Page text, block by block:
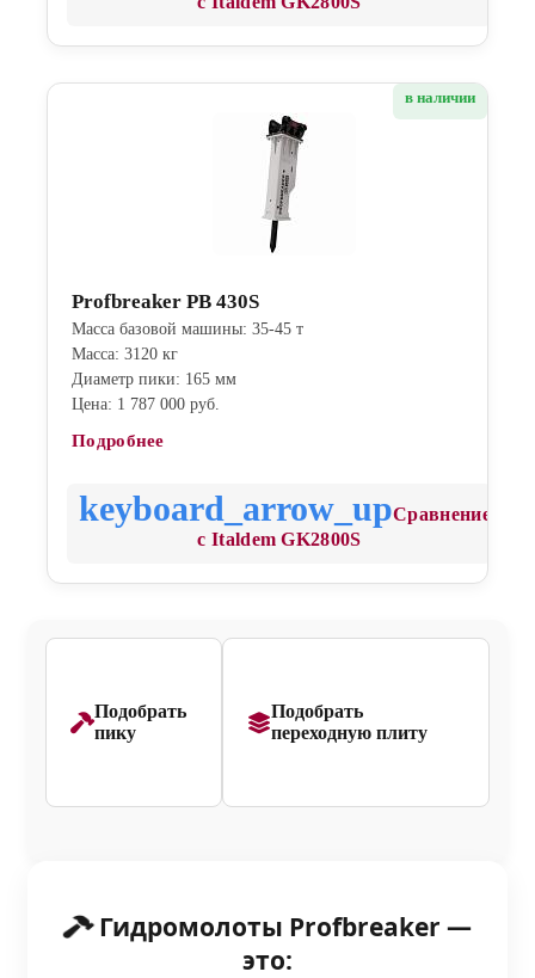
в наличии
Profbreaker PB 430S
Масса базовой машины: 35-45 т
Масса: 3120 кг
Диаметр пики: 165 мм
Цена: 1 787 000 руб.
Подробнее
Сравнение
с Italdem GK2800S
Подобрать
пику
Подобрать
переходную плиту
Гидромолоты Profbreaker —
это: